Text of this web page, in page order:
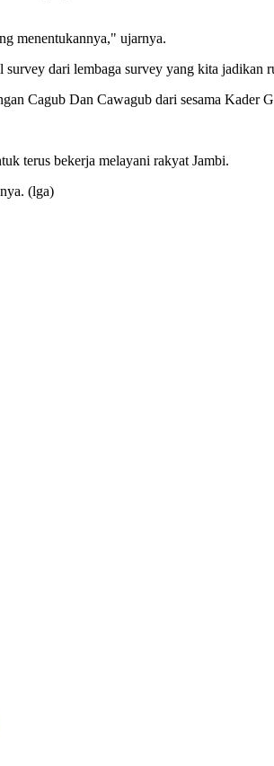
menentukannya," ujarnya.
survey dari lembaga survey yang kita jadikan
Cagub Dan Cawagub dari sesama Kader
terus bekerja melayani rakyat Jambi.
(lga)